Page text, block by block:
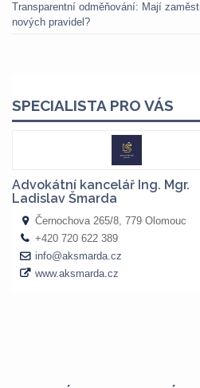
Transparentní odměňování: Mají
nových pravidel?